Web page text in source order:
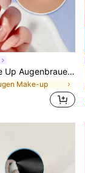
SHEGLAM Set Me Up Augenbrauengel Marken-SchöNheit Kosmetik Make-Up FüR Frauen Und MäDchen
Make-up